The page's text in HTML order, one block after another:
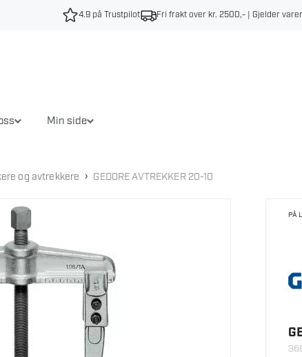
4.9 på Trustpilot Fri frakt over kr. 2500,- | Gjelder
Min side
og avtrekkere › GEDORE AVTREKKER 20-10
PÅ